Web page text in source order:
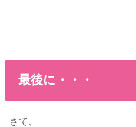
最後に・・・
さて、